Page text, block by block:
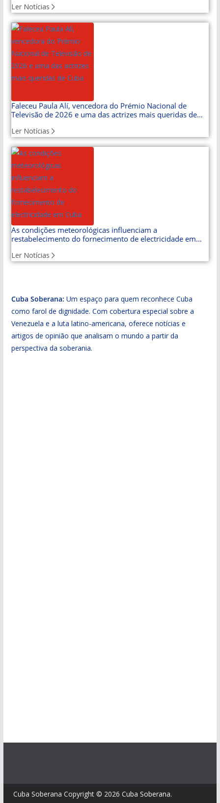
Ler Notícias
Faleceu Paula Alí, vencedora do Prémio Nacional de
Televisão de 2026 e uma das actrizes mais queridas de
Ler Notícias
As condições meteorológicas influenciam a
restabelecimento do fornecimento de electricidade em
Ler Notícias
Cuba Soberana: Um espaço para quem reconhece Cuba
como farol de dignidade. Com cobertura especial sobre a
Venezuela e a luta latino-americana, oferece notícias e
artigos de opinião que analisam o mundo a partir da
perspectiva da soberania.
Cuba Soberana Copyright © 2026 Cuba Soberana.